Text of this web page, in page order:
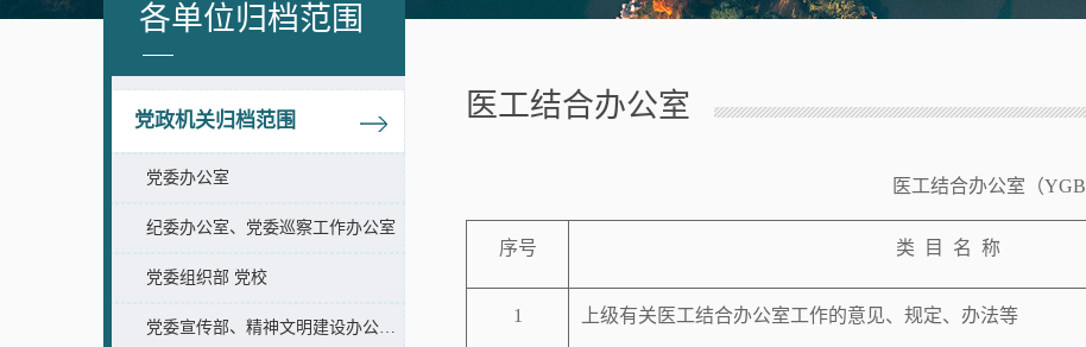
各单位归档范围
党政机关归档范围
党委办公室
纪委办公室、党委巡察工作办公室
党委组织部 党校
党委宣传部、精神文明建设办公室、新闻中心
医工结合办公室
医工结合办公室（YGB
序号 类 目 名 称
1 上级有关医工结合办公室工作的意见、规定、办法等